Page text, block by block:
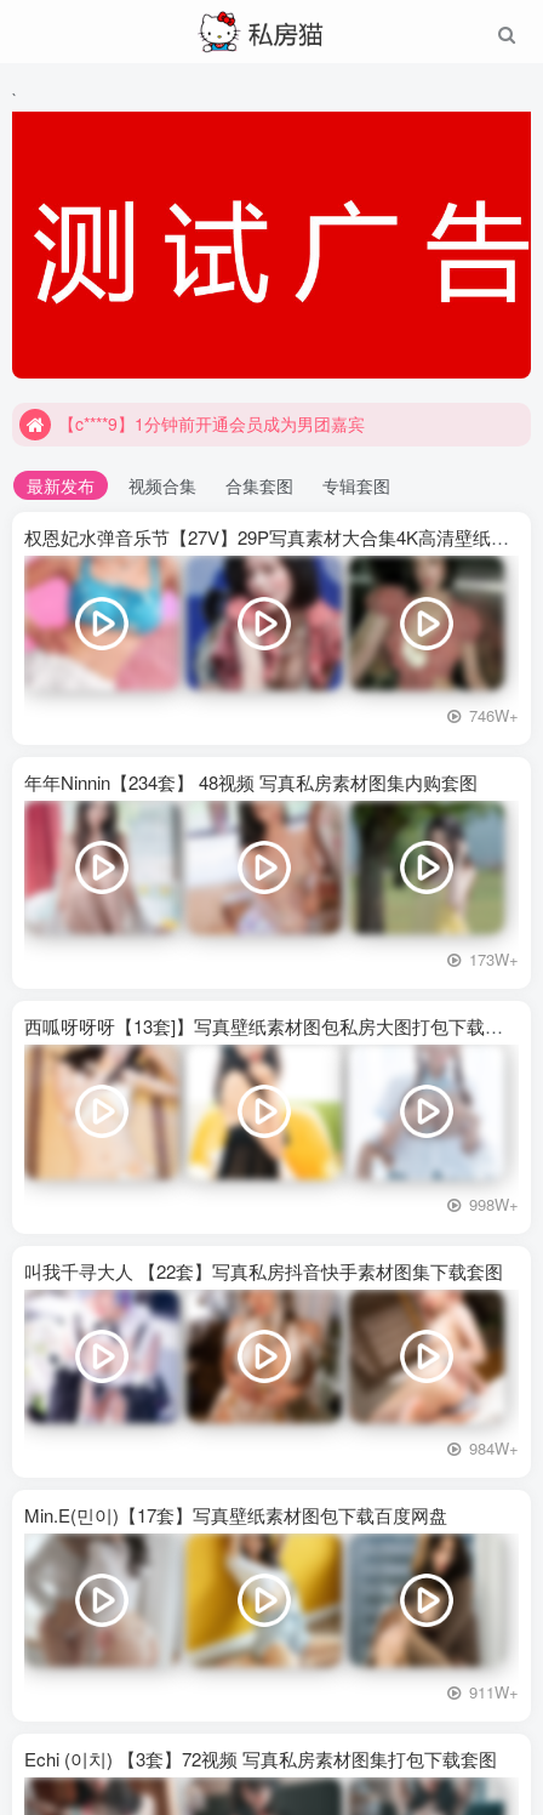
`
【c****9】1分钟前开通会员成为男团嘉宾
最新发布 视频合集 合集套图 专辑套图
权恩妃水弹音乐节【27V】29P写真素材大合集4K高清壁纸照片素材
746W+
年年Ninnin【234套】 48视频 写真私房素材图集内购套图
173W+
西呱呀呀呀【13套]】写真壁纸素材图包私房大图打包下载百度网盘
998W+
叫我千寻大人 【22套】写真私房抖音快手素材图集下载套图
984W+
Min.E(민이)【17套】写真壁纸素材图包下载百度网盘
911W+
Echi (이치) 【3套】72视频 写真私房素材图集打包下载套图